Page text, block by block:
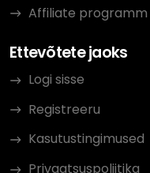
Affiliate programm
Ettevõtete jaoks
Logi sisse
Registreeru
Kasutustingimused
Privaatsuspoliitika